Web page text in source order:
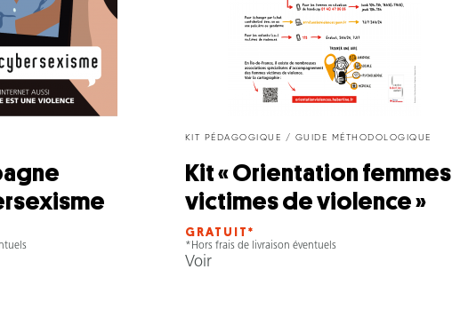
KIT PÉDAGOGIQUE / GUIDE MÉTHODOLOGIQUE
Kit « Orientation femmes
victimes de violence »
GRATUIT*
*Hors frais de livraison éventuels
Voir